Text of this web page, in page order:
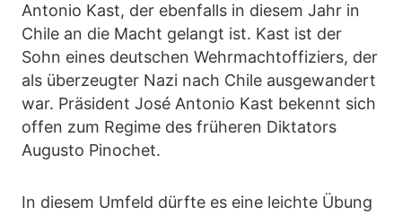
Antonio Kast, der ebenfalls in diesem Jahr in
Chile an die Macht gelangt ist. Kast ist der
Sohn eines deutschen Wehrmachtoffiziers, der
als überzeugter Nazi nach Chile ausgewandert
war. Präsident José Antonio Kast bekennt sich
offen zum Regime des früheren Diktators
Augusto Pinochet.
In diesem Umfeld dürfte es eine leichte Übung